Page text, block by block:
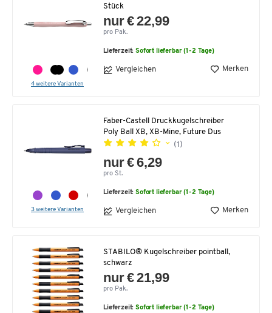
4 weitere Varianten
Stück
nur € 22,99
pro Pak.
Lieferzeit:Sofort lieferbar (1-2 Tage)
Vergleichen Merken
3 weitere Varianten
Faber-Castell Druckkugelschreiber
Poly Ball XB, XB-Mine, Future Dus
(1)
nur € 6,29
pro St.
Lieferzeit:Sofort lieferbar (1-2 Tage)
Vergleichen Merken
STABILO® Kugelschreiber pointball,
schwarz
nur € 21,99
pro Pak.
Lieferzeit:Sofort lieferbar (1-2 Tage)